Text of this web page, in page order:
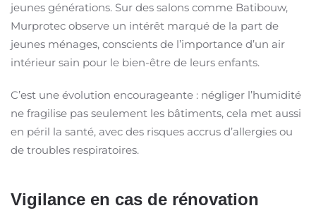
jeunes générations. Sur des salons comme Batibouw,
Murprotec observe un intérêt marqué de la part de
jeunes ménages, conscients de l’importance d’un air
intérieur sain pour le bien-être de leurs enfants.
C’est une évolution encourageante : négliger l’humidité
ne fragilise pas seulement les bâtiments, cela met aussi
en péril la santé, avec des risques accrus d’allergies ou
de troubles respiratoires.
Vigilance en cas de rénovation